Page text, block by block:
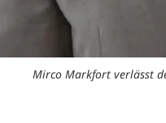
Mirco Markfort verlässt